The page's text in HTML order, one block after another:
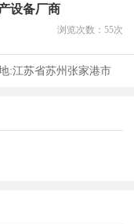
设备厂商
浏览次数： 55次
:江苏省苏州张家港市